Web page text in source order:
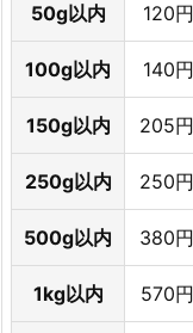
50g以内 120円
100g以内 140円
150g以内 205円
250g以内 250円
500g以内 380円
1kg以内 570円